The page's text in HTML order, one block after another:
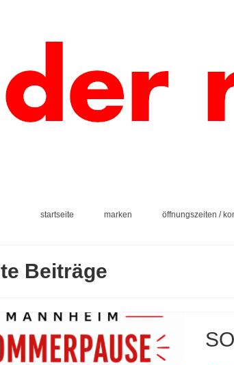
startseite marken öffnungszeiten /
Beiträge